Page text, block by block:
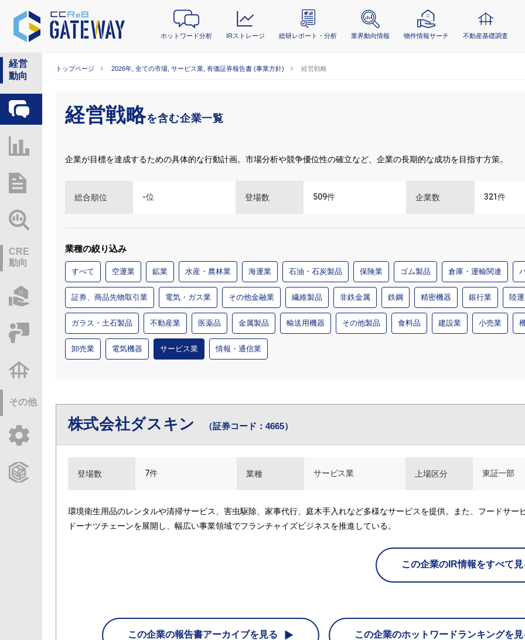
ホットワード分析 IRストレージ 総研レポート・分析 業界動向情報 物件情報サーチ 不動産基礎調査
経営
動向
ホットワード分析
CRE
動向
物件情報サーチ
セミナー・研修
その他
ご利用ガイド
CCReBサービスのご案内
トップページ 2026年, 全ての市場, サービス業, 有価証券報告書 (事業方針) 経営戦略
経営戦略を含む企業一覧
企業が目標を達成するための具体的な行動計画。市場分析や競争優位性の確立など、企業の長期的な成功を目指す方策。
総合順位 -位 登場数 509件 企業数 321件
業種の絞り込み
すべて 空運業 鉱業 水産・農林業 海運業 石油・石炭製品 保険業 ゴム製品 倉庫・運輸関連
証券、商品先物取引業 電気・ガス業 その他金融業 繊維製品 非鉄金属 鉄鋼 精密機器 銀行業 陸
ガラス・土石製品 不動産業 医薬品 金属製品 輸送用機器 その他製品 食料品 建設業 小売業
卸売業 電気機器 サービス業 情報・通信業
株式会社ダスキン （証券コード：4665）
登場数 7件 業種 サービス業 上場区分 東証一部
環境衛生用品のレンタルや清掃サービス、害虫駆除、家事代行、庭木手入れなど多様なサービスを提供。また、フードサー
ドーナツチェーンを展開し、幅広い事業領域でフランチャイズビジネスを推進している。
この企業のIR情報をすべて見
この企業の報告書アーカイブを見る この企業のホットワードランキングを見